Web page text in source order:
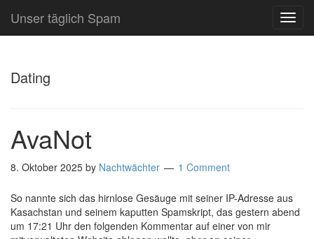
Unser täglich Spam
Dating
AvaNot
8. Oktober 2025 by Nachtwächter 1 Comment
So nannte sich das hirnlose Gesäuge mit seiner IP-Adresse aus
Kasachstan und seinem kaputten Spamskript, das gestern abend
um 17:21 Uhr den folgenden Kommentar auf einer von mir